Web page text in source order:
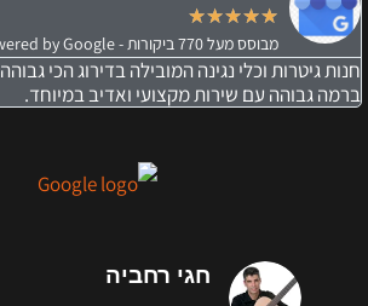
★
★
★
★
★
מבוסס מעל 770 ביקורות - powered by Google
חנות גיטרות וכלי נגינה המובילה בדירוג הכי
ברמה גבוהה עם שירות מקצועי ואדיב במיוחד.
חגי רחביה